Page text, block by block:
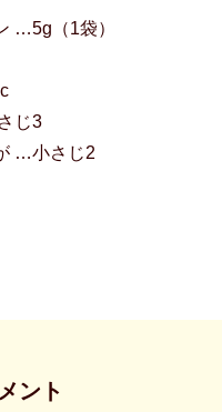
…5g（1袋）
じ3
…小さじ2
ント